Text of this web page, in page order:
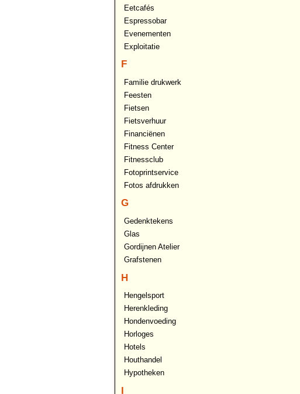
Eetcafés
Espressobar
Evenementen
Exploitatie
F
Familie drukwerk
Feesten
Fietsen
Fietsverhuur
Financiënen
Fitness Center
Fitnessclub
Fotoprintservice
Fotos afdrukken
G
Gedenktekens
Glas
Gordijnen Atelier
Grafstenen
H
Hengelsport
Herenkleding
Hondenvoeding
Horloges
Hotels
Houthandel
Hypotheken
I